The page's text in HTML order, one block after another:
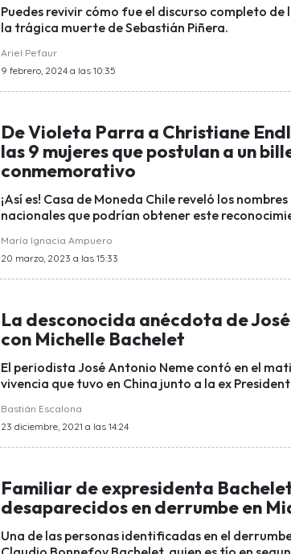
Puedes revivir cómo fue el discurso completo de
la trágica muerte de Sebastián Piñera.
Ariel Pefaur
9 febrero, 2024 a las 10:35
De Violeta Parra a Christiane
las 9 mujeres que postulan a un
conmemorativo
¡Así es! Casa de Moneda Chile reveló los
nacionales que podrían obtener este
María Ignacia Ampuero
20 marzo, 2023 a las 15:33
La desconocida anécdota de
con Michelle Bachelet
El periodista José Antonio Neme contó en el
vivencia que tuvo en China junto a la ex
Bastián Escalona
23 diciembre, 2021 a las 14:24
Familiar de expresidenta
desaparecidos en derrumbe en
Una de las personas identificadas en el